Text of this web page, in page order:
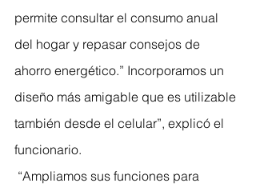
permite consultar el consumo anual
del hogar y repasar consejos de
ahorro energético.” Incorporamos un
diseño más amigable que es utilizable
también desde el celular”, explicó el
funcionario.